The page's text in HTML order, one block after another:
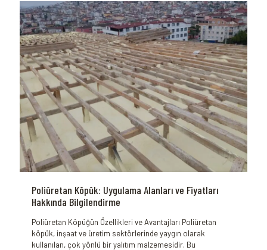
Poliüretan Köpük: Uygulama Alanları ve Fiyatları
Hakkında Bilgilendirme
Poliüretan Köpüğün Özellikleri ve Avantajları Poliüretan
köpük, inşaat ve üretim sektörlerinde yaygın olarak
kullanılan, çok yönlü bir yalıtım malzemesidir. Bu